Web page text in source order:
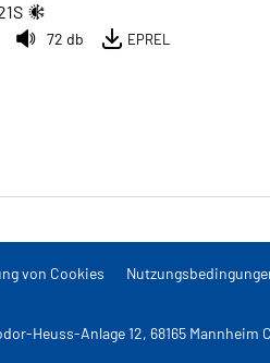
S
72 db EPREL
von Cookies
Heuss-Anlage 12, 68165